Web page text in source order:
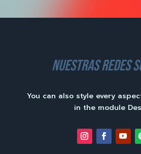
nuestras redes
You can also style every
in the module